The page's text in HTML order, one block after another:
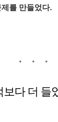
를 만들었다.
보다 더 들